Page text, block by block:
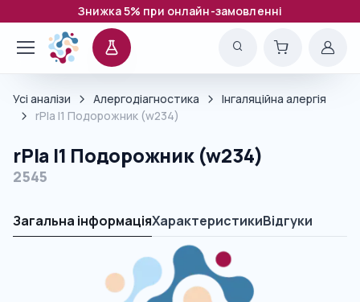
Знижка 5% при онлайн-замовленні
Усі аналізи Алергодіагностика
Інгаляційна алергія
rPla I1 Подорожник (w234)
rPla I1 Подорожник (w234)
2545
Загальна інформаціяХарактеристикиВідгуки